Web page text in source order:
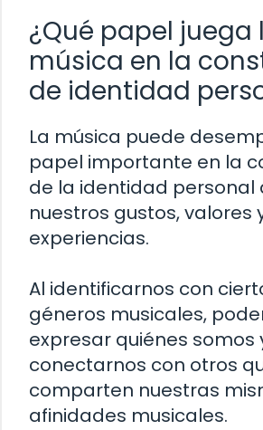
¿Qué papel juega
música en la
de identidad
La música puede
papel importante en la
de la identidad personal
nuestros gustos, valores
experiencias.
Al identificarnos con
géneros musicales,
expresar quiénes somos
conectarnos con otros
comparten nuestras
afinidades musicales.